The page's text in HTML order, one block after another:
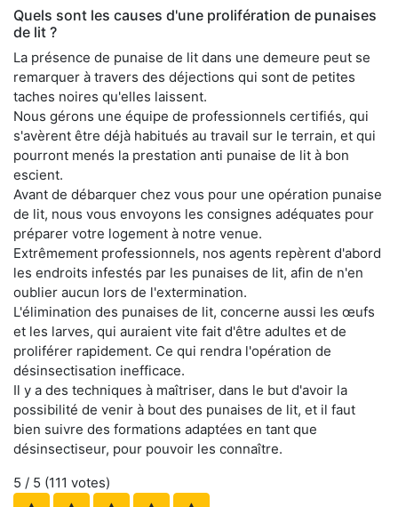
Quels sont les causes d'une prolifération de punaises
de lit ?
La présence de punaise de lit dans une demeure peut se
remarquer à travers des déjections qui sont de petites
taches noires qu'elles laissent.
Nous gérons une équipe de professionnels certifiés, qui
s'avèrent être déjà habitués au travail sur le terrain, et qui
pourront menés la prestation anti punaise de lit à bon
escient.
Avant de débarquer chez vous pour une opération punaise
de lit, nous vous envoyons les consignes adéquates pour
préparer votre logement à notre venue.
Extrêmement professionnels, nos agents repèrent d'abord
les endroits infestés par les punaises de lit, afin de n'en
oublier aucun lors de l'extermination.
L'élimination des punaises de lit, concerne aussi les œufs
et les larves, qui auraient vite fait d'être adultes et de
proliférer rapidement. Ce qui rendra l'opération de
désinsectisation inefficace.
Il y a des techniques à maîtriser, dans le but d'avoir la
possibilité de venir à bout des punaises de lit, et il faut
bien suivre des formations adaptées en tant que
désinsectiseur, pour pouvoir les connaître.
5 / 5 (111 votes)